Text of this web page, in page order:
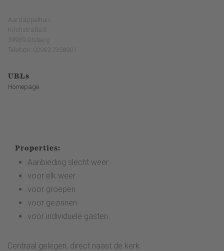
Aardappelhuis
Kirchstraße 3
59939 Olsberg
Telefoon: 02962 7358901
URLs
Homepage
Properties:
Aanbieding slecht weer
voor elk weer
voor groepen
voor gezinnen
voor individuele gasten
Centraal gelegen, direct naast de kerk